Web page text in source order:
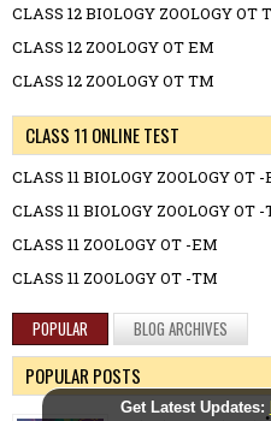
Get Latest Updates:
CLASS 12 BIOLOGY ZOOLOGY OT
CLASS 12 ZOOLOGY OT EM
CLASS 12 ZOOLOGY OT TM
CLASS 11 ONLINE TEST
CLASS 11 BIOLOGY ZOOLOGY OT
CLASS 11 BIOLOGY ZOOLOGY OT
CLASS 11 ZOOLOGY OT -EM
CLASS 11 ZOOLOGY OT -TM
POPULAR BLOG ARCHIVES
POPULAR POSTS